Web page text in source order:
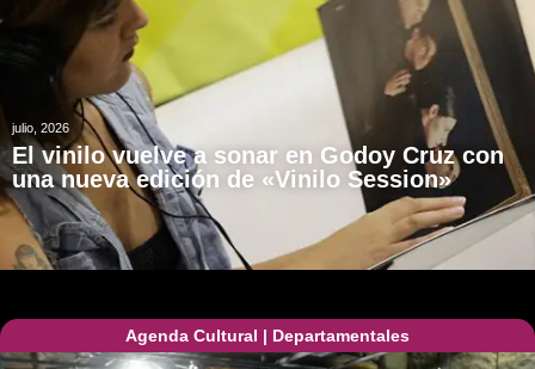
julio, 2026
El vinilo vuelve a sonar en Godoy Cruz con
una nueva edición de «Vinilo Session»
Agenda Cultural | Departamentales